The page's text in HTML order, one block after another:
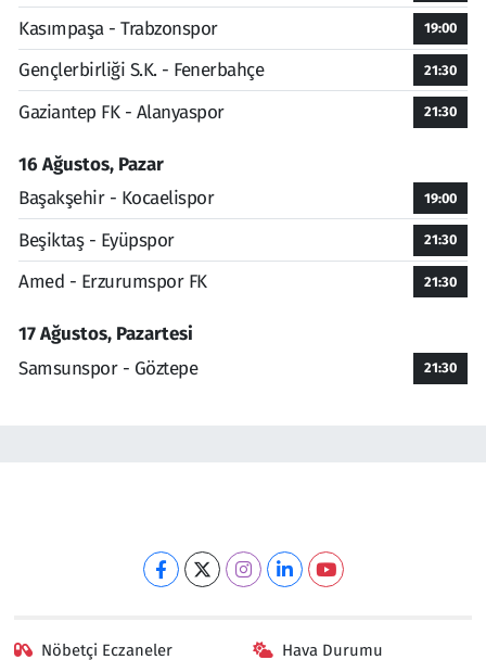
Kasımpaşa - Trabzonspor 19:00
Gençlerbirliği S.K. - Fenerbahçe 21:30
Gaziantep FK - Alanyaspor 21:30
16 Ağustos, Pazar
Başakşehir - Kocaelispor
19:00
Beşiktaş - Eyüpspor 21:30
Amed - Erzurumspor FK 21:30
17 Ağustos, Pazartesi
Samsunspor - Göztepe
21:30
Nöbetçi Eczaneler Hava Durumu